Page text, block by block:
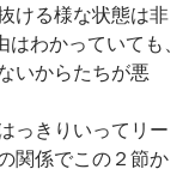
ける様な状態は非
わかっていても、
いからたちが悪
っきりいってリー
関係でこの２節か